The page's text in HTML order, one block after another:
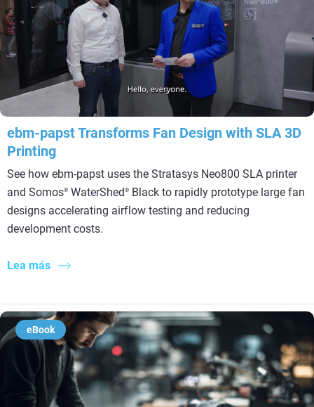
ebm‑papst Transforms Fan Design with SLA 3D
Printing
See how ebm-papst uses the Stratasys Neo800 SLA printer
and Somos® WaterShed® Black to rapidly prototype large fan
designs accelerating airflow testing and reducing
development costs.
Lea más
eBook